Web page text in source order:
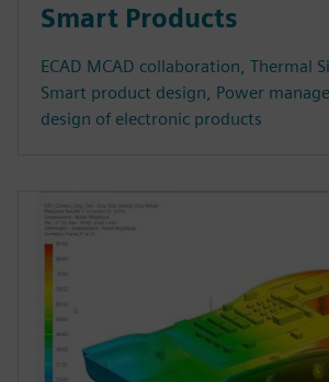
Smart Products
ECAD MCAD collaboration, Thermal
Smart product design, Power
design of electronic products